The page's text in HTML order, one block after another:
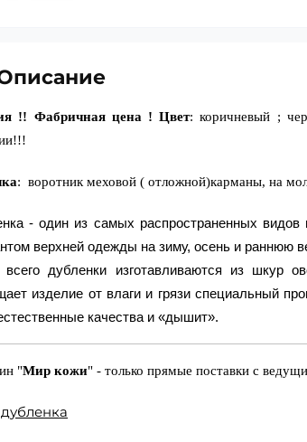
!! Фабричная цена ! Цвет: коричневый ;
: воротник меховой ( отложной)карманы, на
- один из самых распространенных
верхней одежды на зиму, осень и раннюю
дубленки изготавливаются из шкур
изделие от влаги и грязи специальный
качества и «дышит».
"Мир кожи" - только прямые поставки с
дубленка